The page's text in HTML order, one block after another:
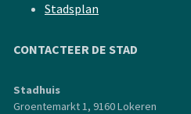
Stadsplan
CONTACTEER DE STAD
Stadhuis
Groentemarkt 1, 9160 Lokeren